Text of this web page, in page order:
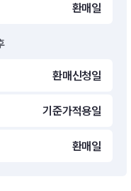
환매일
환매신청일
기준가적용일
환매일